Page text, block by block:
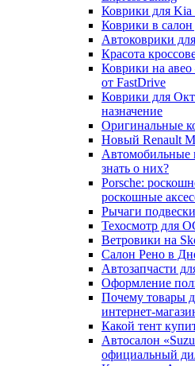
Коврики для Kia
Коврики в
Автоковрики
Красота
Коврики на авео
от FastDrive
Коврики для
назначение
Оригинальные
Новый Renault
Автомобильные
знать о них?
Porsche:
роскошные
Рычаги подвески
Техосмотр для
Ветровики на
Салон Рено в
Автозапчасти
Оформление
Почему товары
интернет-
Какой тент
Автосалон
официальный